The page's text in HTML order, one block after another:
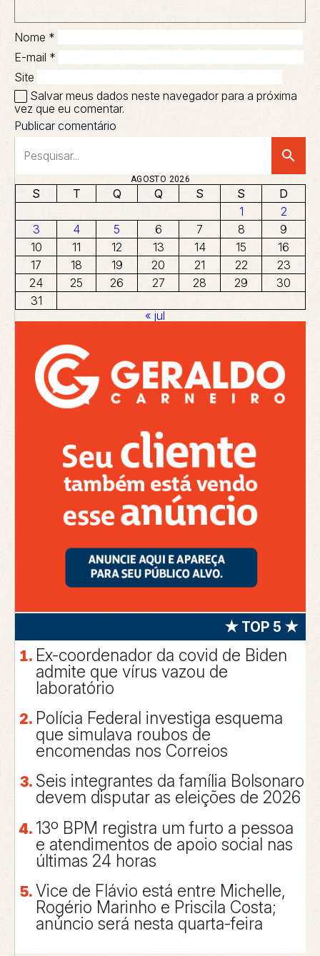
Nome *
E-mail *
Site
Salvar meus dados neste navegador para a próxima
vez que eu comentar.
search
AGOSTO 2026
S T Q Q S S
D
1
2
3
4 5 6 7 8
9
10
11 12 13 14 15
16
17
18 19 20 21 22
23
24
25 26 27 28 29
30
31
« jul
★ TOP 5 ★
Ex-coordenador da covid de Biden
admite que vírus vazou de
laboratório
Polícia Federal investiga esquema
que simulava roubos de
encomendas nos Correios
Seis integrantes da família Bolsonaro
devem disputar as eleições de 2026
13º BPM registra um furto a pessoa
e atendimentos de apoio social nas
últimas 24 horas
Vice de Flávio está entre Michelle,
Rogério Marinho e Priscila Costa;
anúncio será nesta quarta-feira